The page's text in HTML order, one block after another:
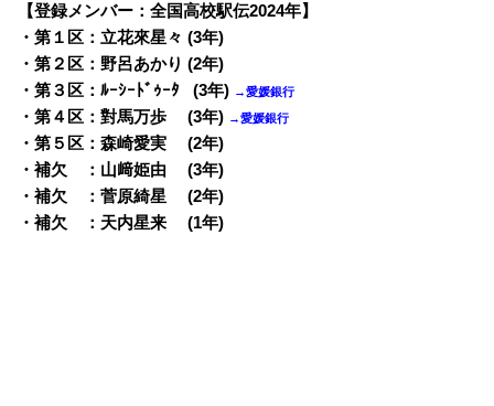
【登録メンバー：全国高校駅伝2024年】
・第１区：立花來星々 (3年)
・第２区：野呂あかり (2年)
・第３区：ﾙｰｼｰﾄﾞｩｰﾀ (3年) →愛媛銀行
・第４区：對馬万歩 (3年) →愛媛銀行
・第５区：森崎愛実 (2年)
・補欠 ：山﨑姫由 (3年)
・補欠 ：菅原綺星 (2年)
・補欠 ：天内星来 (1年)